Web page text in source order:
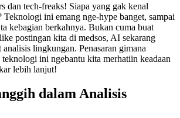
dan tech-freaks! Siapa yang gak kenal
ini emang nge-hype banget, sampai
kebagian berkahnya. Bukan cuma buat
postingan kita di medsos, AI sekarang
lingkungan. Penasaran gimana
ini ngebantu kita merhatiin keadaan
lebih lanjut!
dalam Analisis